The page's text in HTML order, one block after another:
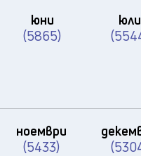
юни
(5865)
юли
ноември
(5433)